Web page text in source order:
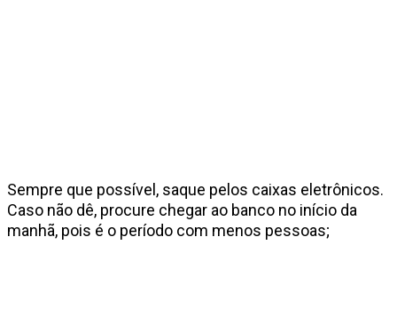
Sempre que possível, saque pelos caixas eletrônicos.
Caso não dê, procure chegar ao banco no início da
manhã, pois é o período com menos pessoas;